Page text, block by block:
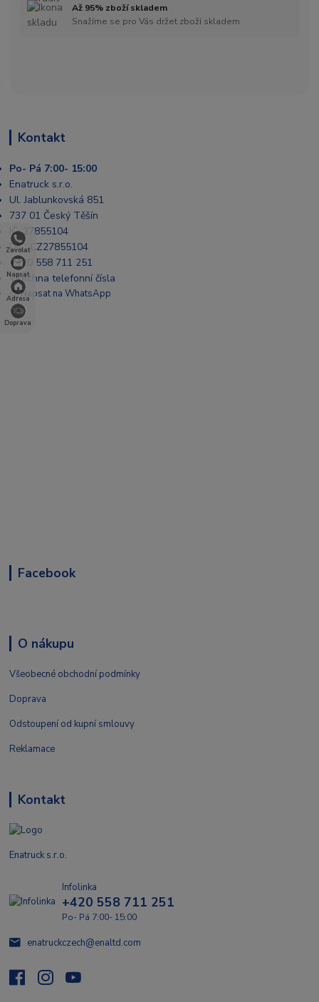
Zavolat
Napsat
Adresa
Doprava
Až 95% zboží skladem
Snažíme se pro Vás držet zboží skladem
Kontakt
Po- Pá 7:00- 15:00
Enatruck s.r.o.
Ul. Jablunkovská 851
737 01 Český Těšín
IČ: 27855104
DIČ: CZ27855104
+420 558 711 251
Všechna telefonní čísla
📩 Napsat na WhatsApp
Facebook
O nákupu
Všeobecné obchodní podmínky
Doprava
Odstoupení od kupní smlouvy
Reklamace
Kontakt
Enatruck s.r.o.
Infolinka
+420 558 711 251
Po- Pá 7:00- 15:00
enatruckczech@enaltd.com